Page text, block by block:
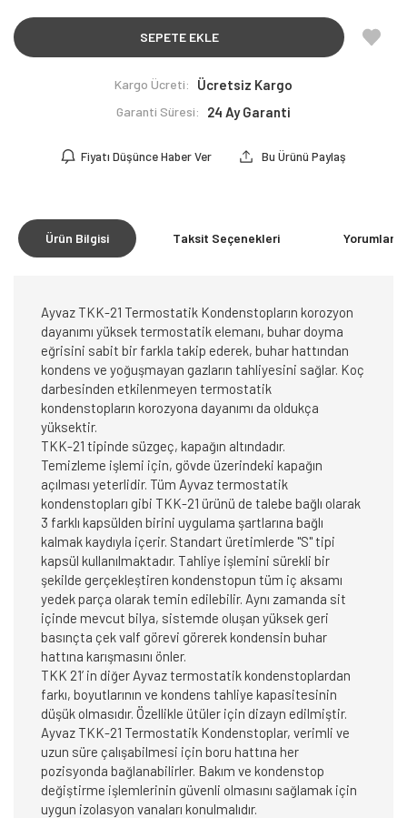
SEPETE EKLE
Kargo Ücreti: Ücretsiz Kargo
Garanti Süresi: 24 Ay Garanti
Fiyatı Düşünce Haber Ver Bu Ürünü Paylaş
Ürün Bilgisi Taksit Seçenekleri Yorumlar
Ayvaz TKK-21 Termostatik Kondenstopların korozyon
dayanımı yüksek termostatik elemanı, buhar doyma
eğrisini sabit bir farkla takip ederek, buhar hattından
kondens ve yoğuşmayan gazların tahliyesini sağlar. Koç
darbesinden etkilenmeyen termostatik
kondenstopların korozyona dayanımı da oldukça
yüksektir.
TKK-21 tipinde süzgeç, kapağın altındadır.
Temizleme işlemi için, gövde üzerindeki kapağın
açılması yeterlidir. Tüm Ayvaz termostatik
kondenstopları gibi TKK-21 ürünü de talebe bağlı olarak
3 farklı kapsülden birini uygulama şartlarına bağlı
kalmak kaydıyla içerir. Standart üretimlerde "S" tipi
kapsül kullanılmaktadır. Tahliye işlemini sürekli bir
şekilde gerçekleştiren kondenstopun tüm iç aksamı
yedek parça olarak temin edilebilir. Aynı zamanda sit
içinde mevcut bilya, sistemde oluşan yüksek geri
basınçta çek valf görevi görerek kondensin buhar
hattına karışmasını önler.
TKK 21’ in diğer Ayvaz termostatik kondenstoplardan
farkı, boyutlarının ve kondens tahliye kapasitesinin
düşük olmasıdır. Özellikle ütüler için dizayn edilmiştir.
Ayvaz TKK-21 Termostatik Kondenstoplar, verimli ve
uzun süre çalışabilmesi için boru hattına her
pozisyonda bağlanabilirler. Bakım ve kondenstop
değiştirme işlemlerinin güvenli olmasını sağlamak için
uygun izolasyon vanaları konulmalıdır.